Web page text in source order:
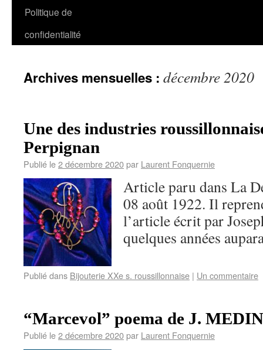
Politique de
confidentialité
Archives mensuelles : décembre 2020
Une des industries
Perpignan
Publié le2 décembre 2020par Laurent Fonquernie
Article paru dans La
08 août 1922. Il
l’article écrit par
quelques années
Publié dans Bijouterie XXe s. roussillonnaise | Un commentaire
“Marcevol” poema de J.
Publié le2 décembre 2020par Laurent Fonquernie